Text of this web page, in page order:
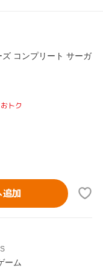
コンプリート サーガ
トク
加
ーム